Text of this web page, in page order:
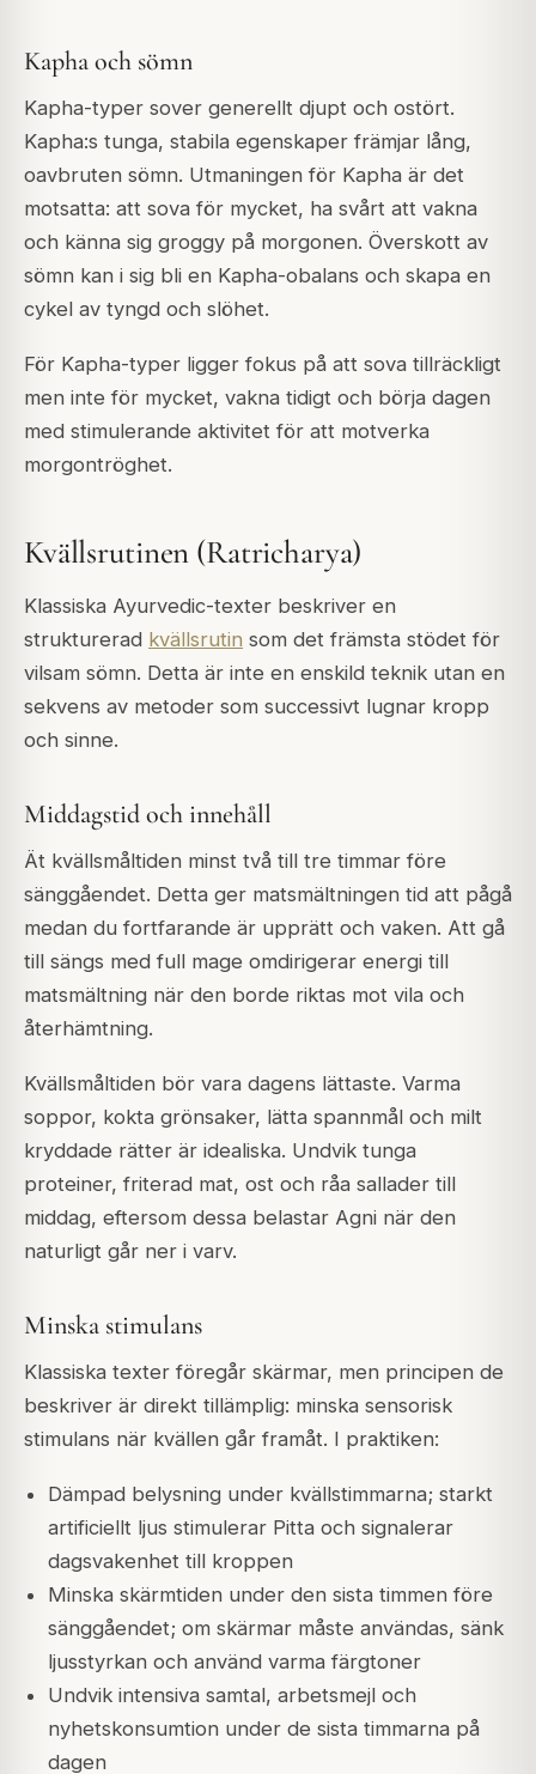
Kapha och sömn
Kapha-typer sover generellt djupt och ostört.
Kapha:s tunga, stabila egenskaper främjar lång,
oavbruten sömn. Utmaningen för Kapha är det
motsatta: att sova för mycket, ha svårt att vakna
och känna sig groggy på morgonen. Överskott av
sömn kan i sig bli en Kapha-obalans och skapa en
cykel av tyngd och slöhet.
För Kapha-typer ligger fokus på att sova tillräckligt
men inte för mycket, vakna tidigt och börja dagen
med stimulerande aktivitet för att motverka
morgontröghet.
Kvällsrutinen (Ratricharya)
Klassiska Ayurvedic-texter beskriver en
strukturerad kvällsrutin som det främsta stödet för
vilsam sömn. Detta är inte en enskild teknik utan en
sekvens av metoder som successivt lugnar kropp
och sinne.
Middagstid och innehåll
Ät kvällsmåltiden minst två till tre timmar före
sänggåendet. Detta ger matsmältningen tid att pågå
medan du fortfarande är upprätt och vaken. Att gå
till sängs med full mage omdirigerar energi till
matsmältning när den borde riktas mot vila och
återhämtning.
Kvällsmåltiden bör vara dagens lättaste. Varma
soppor, kokta grönsaker, lätta spannmål och milt
kryddade rätter är idealiska. Undvik tunga
proteiner, friterad mat, ost och råa sallader till
middag, eftersom dessa belastar Agni när den
naturligt går ner i varv.
Minska stimulans
Klassiska texter föregår skärmar, men principen de
beskriver är direkt tillämplig: minska sensorisk
stimulans när kvällen går framåt. I praktiken:
Dämpad belysning under kvällstimmarna; starkt
artificiellt ljus stimulerar Pitta och signalerar
dagsvakenhet till kroppen
Minska skärmtiden under den sista timmen före
sänggåendet; om skärmar måste användas, sänk
ljusstyrkan och använd varma färgtoner
Undvik intensiva samtal, arbetsmejl och
nyhetskonsumtion under de sista timmarna på
dagen